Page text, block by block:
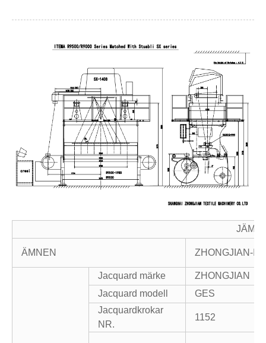
ÄMNEN ZHONGJIAN-I
Jacquard märke
ZHONGJIAN
Jacquard modell
GES
Jacquardkrokar
NR.
1152